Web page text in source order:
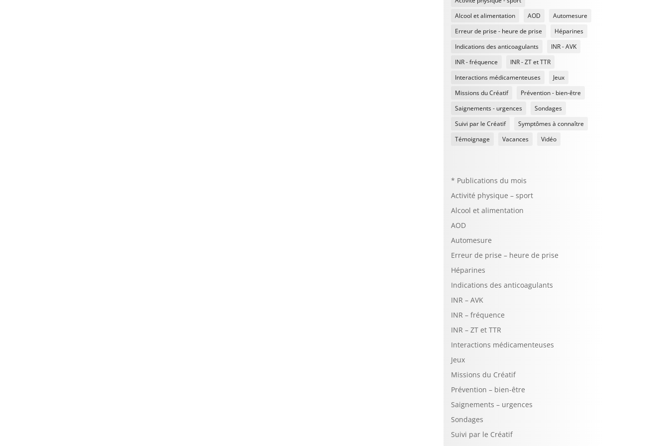
Alcool et alimentation
AOD
Automesure
Erreur de prise - heure de prise
Héparines
Indications des anticoagulants
INR - AVK
INR - fréquence
INR - ZT et TTR
Interactions médicamenteuses
Jeux
Missions du Créatif
Prévention - bien-être
Saignements - urgences
Sondages
Suivi par le Créatif
Symptômes à connaître
Témoignage
Vacances Vidéo
* Publications du mois
Activité physique – sport
Alcool et alimentation
AOD
Automesure
Erreur de prise – heure de prise
Héparines
Indications des anticoagulants
INR – AVK
INR – fréquence
INR – ZT et TTR
Interactions médicamenteuses
Jeux
Missions du Créatif
Prévention – bien-être
Saignements – urgences
Sondages
Suivi par le Créatif